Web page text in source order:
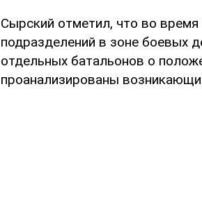
Сырский отметил, что во
подразделений в зоне боевых
отдельных батальонов о
проанализированы